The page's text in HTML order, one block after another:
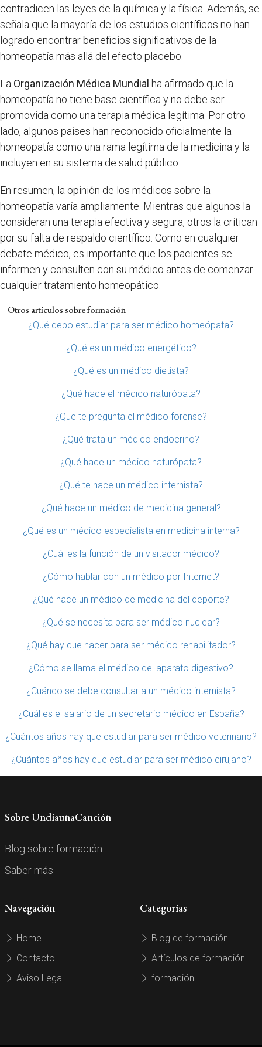
contradicen las leyes de la química y la física. Además, se
señala que la mayoría de los estudios científicos no han
logrado encontrar beneficios significativos de la
homeopatía más allá del efecto placebo.
La Organización Médica Mundial ha afirmado que la
homeopatía no tiene base científica y no debe ser
promovida como una terapia médica legítima. Por otro
lado, algunos países han reconocido oficialmente la
homeopatía como una rama legítima de la medicina y la
incluyen en su sistema de salud público.
En resumen, la opinión de los médicos sobre la
homeopatía varía ampliamente. Mientras que algunos la
consideran una terapia efectiva y segura, otros la critican
por su falta de respaldo científico. Como en cualquier
debate médico, es importante que los pacientes se
informen y consulten con su médico antes de comenzar
cualquier tratamiento homeopático.
Otros artículos sobre formación
¿Qué debo estudiar para ser médico homeópata?
¿Qué es un médico energético?
¿Qué es un médico dietista?
¿Qué hace el médico naturópata?
¿Que te pregunta el médico forense?
¿Qué trata un médico endocrino?
¿Qué hace un médico naturópata?
¿Qué te hace un médico internista?
¿Qué hace un médico de medicina general?
¿Qué es un médico especialista en medicina interna?
¿Cuál es la función de un visitador médico?
¿Cómo hablar con un médico por Internet?
¿Qué hace un médico de medicina del deporte?
¿Qué se necesita para ser médico nuclear?
¿Qué hay que hacer para ser médico rehabilitador?
¿Cómo se llama el médico del aparato digestivo?
¿Cuándo se debe consultar a un médico internista?
¿Cuál es el salario de un secretario médico en España?
¿Cuántos años hay que estudiar para ser médico veterinario?
¿Cuántos años hay que estudiar para ser médico cirujano?
Sobre UndíaunaCanción
Blog sobre formación.
Saber más
Navegación
Home
Contacto
Aviso Legal
Categorías
Blog de formación
Artículos de formación
formación